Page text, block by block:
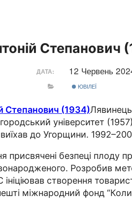
Степанович
ДАТА: 12 Червень
ЮВІЛЕЇ
університет
виїхав до Угорщини.
присвячені безпеці плоду
Розробив
ініціював створення
міжнародний фонд